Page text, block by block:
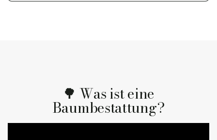
🌳 Was ist eine
Baumbestattung?